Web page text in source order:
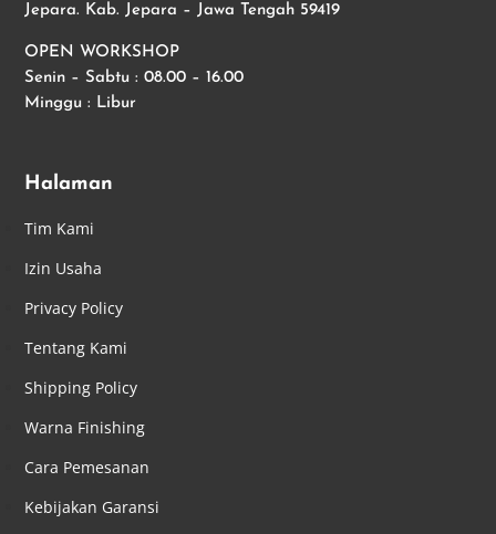
Jepara. Kab. Jepara – Jawa Tengah 59419
OPEN WORKSHOP
Senin – Sabtu : 08.00 – 16.00
Minggu : Libur
Halaman
Tim Kami
Izin Usaha
Privacy Policy
Tentang Kami
Shipping Policy
Warna Finishing
Cara Pemesanan
Kebijakan Garansi